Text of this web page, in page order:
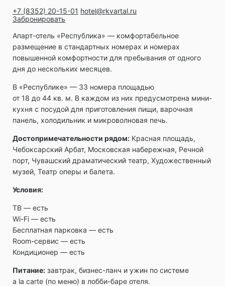
+7 (8352) 20-15-01 hotel@rkvartal.ru
Забронировать
Апарт-отель «Республика» ― комфортабельное
размещение в стандартных номерах и номерах
повышенной комфортности для пребывания от одного
дня до нескольких месяцев.
В «Республике» — 33 номера площадью
от 18 до 44 кв. м. В каждом из них предусмотрена мини-
кухня с посудой для приготовления пищи, варочная
панель, холодильник и микроволновая печь.
Достопримечательности рядом: Красная площадь,
Чебоксарский Арбат, Московская набережная, Речной
порт, Чувашский драматический театр, Художественный
музей, Театр оперы и балета.
Условия:
ТВ ― есть
Wi-Fi ― есть
Бесплатная парковка ― есть
Room-сервис ― есть
Кондиционер — есть
Питание: завтрак, бизнес-ланч и ужин по системе
a la carte (по меню) в лобби-баре отеля.